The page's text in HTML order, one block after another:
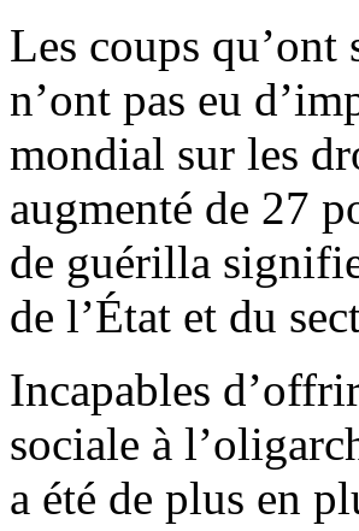
Les coups qu’ont
n’ont pas eu
mondial sur les
augmenté de 27
de guérilla
de l’État et du
Incapables
sociale à
a été de plus en